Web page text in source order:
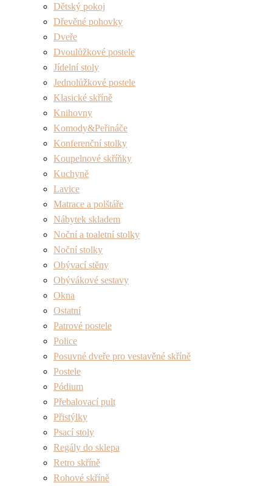
Dětský pokoj
Dřevěné pohovky
Dveře
Dvoulůžkové postele
Jídelní stoly
Jednolůžkové postele
Klasické skříně
Knihovny
Komody&Peřináče
Konferenční stolky
Koupelnové skříňky
Kuchyně
Lavice
Matrace a polštáře
Nábytek skladem
Noční a toaletní stolky
Noční stolky
Obývací stěny
Obývákové sestavy
Okna
Ostatní
Patrové postele
Police
Posuvné dveře pro vestavěné skříně
Postele
Pódium
Přebalovací pult
Přistýlky
Psací stoly
Regály do sklepa
Retro skříně
Rohové skříně